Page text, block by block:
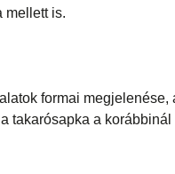
mellett is.
formai megjelenése,
takarósapka a